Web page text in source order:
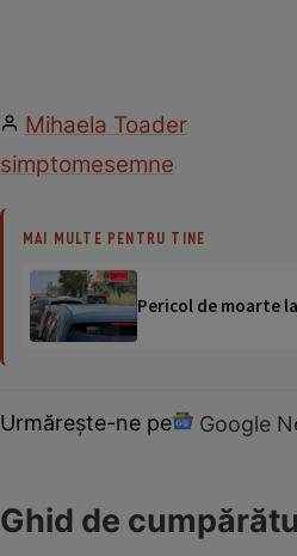
Mihaela Toader
simptomesemne
MAI MULTE PENTRU TINE
Pericol de moarte
Urmărește-ne pe Google
Ghid de